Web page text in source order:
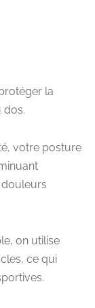
la
dos.
votre posture
on utilise
ce qui